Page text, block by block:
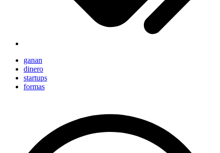
ganan
dinero
startups
formas